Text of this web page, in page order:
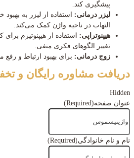
پیشگیری کند.
لیزر درمانی: استفاده از لیزر به
التهاب در ناحیه واژن کمک می‌کند.
هیپنوتراپی: استفاده از هیپنوتیزم
تغییر الگوهای فکری منفی.
زوج درمانی: برای بهبود ارتباط و
دریافت مشاوره رایگان و
Hidden
عنوان صفحه(Required)
نام و نام خانوادگی(Required)